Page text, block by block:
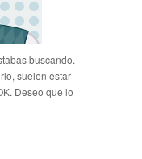
buscando.
suelen estar
Deseo que lo